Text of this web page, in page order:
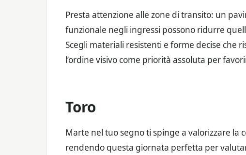
Presta attenzione alle zone di transito: un
funzionale negli ingressi possono ridurre
Scegli materiali resistenti e forme decise che
l’ordine visivo come priorità assoluta per
Toro
Marte nel tuo segno ti spinge a valorizzare la
rendendo questa giornata perfetta per